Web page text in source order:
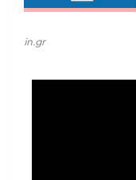
in.gr